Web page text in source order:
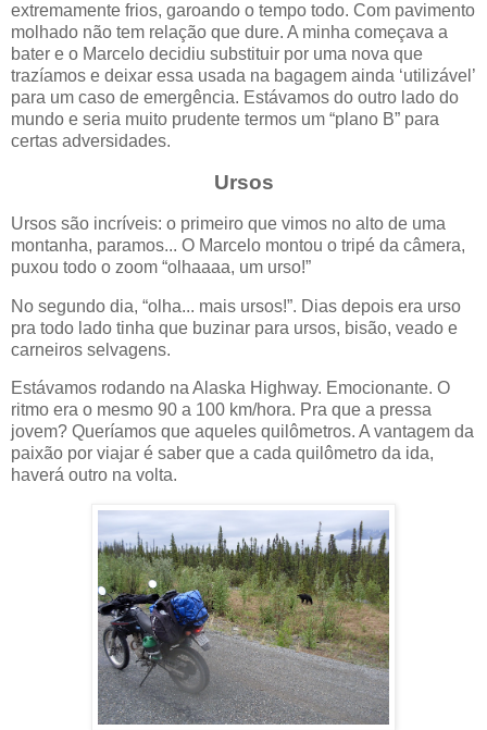
extremamente frios, garoando o tempo todo. Com pavimento
molhado não tem relação que dure. A minha começava a
bater e o Marcelo decidiu substituir por uma nova que
trazíamos e deixar essa usada na bagagem ainda ‘utilizável’
para um caso de emergência. Estávamos do outro lado do
mundo e seria muito prudente termos um “plano B” para
certas adversidades.
Ursos
Ursos são incríveis: o primeiro que vimos no alto de uma
montanha, paramos... O Marcelo montou o tripé da câmera,
puxou todo o zoom “olhaaaa, um urso!”
No segundo dia, “olha... mais ursos!”. Dias depois era urso
pra todo lado tinha que buzinar para ursos, bisão, veado e
carneiros selvagens.
Estávamos rodando na Alaska Highway. Emocionante. O
ritmo era o mesmo 90 a 100 km/hora. Pra que a pressa
jovem? Queríamos que aqueles quilômetros. A vantagem da
paixão por viajar é saber que a cada quilômetro da ida,
haverá outro na volta.